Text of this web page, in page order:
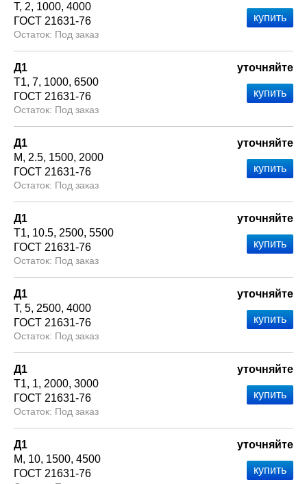
Т 2 1000 4000
ГОСТ 21631-76
Под заказ
Д1
Т1 7 1000 6500
ГОСТ 21631-76
Под заказ
уточняйте
Д1
М
2.5 1500 2000
ГОСТ 21631-76
Под заказ
уточняйте
Д1
Т1 10.5 2500 5500
ГОСТ 21631-76
Под заказ
уточняйте
Д1
Т 5 2500 4000
ГОСТ 21631-76
Под заказ
уточняйте
Д1
Т1 1 2000 3000
ГОСТ 21631-76
Под заказ
уточняйте
Д1
М
10 1500 4500
ГОСТ 21631-76
уточняйте